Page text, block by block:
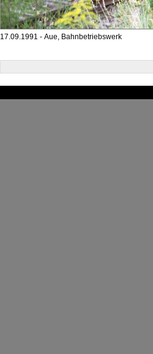
17.09.1991 - Aue, Bahnbetriebswerk